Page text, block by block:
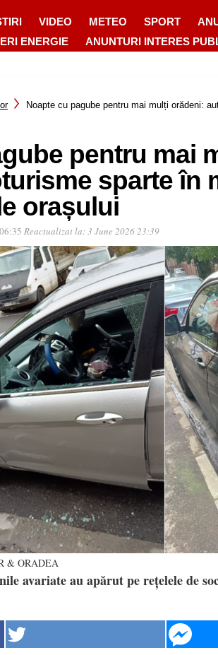
VIDEO METEO SPORT
ENERGIE
ANUNTURI INTERES
Noapte cu pagube pentru mai mulți orădeni:
pentru mai
sparte în
orașului
Reactualizat la:3 June 2026 23:39
& ORADEA
avariate au apărut pe rețelele de